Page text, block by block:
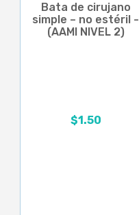
Bata de cirujano
simple – no estéril -
(AAMI NIVEL 2)
$1.50